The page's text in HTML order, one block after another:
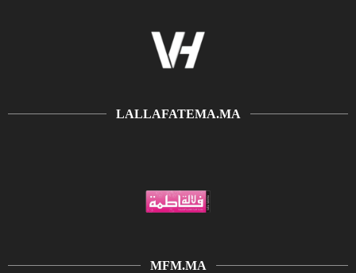
LALLAFATEMA.MA
MFM.MA